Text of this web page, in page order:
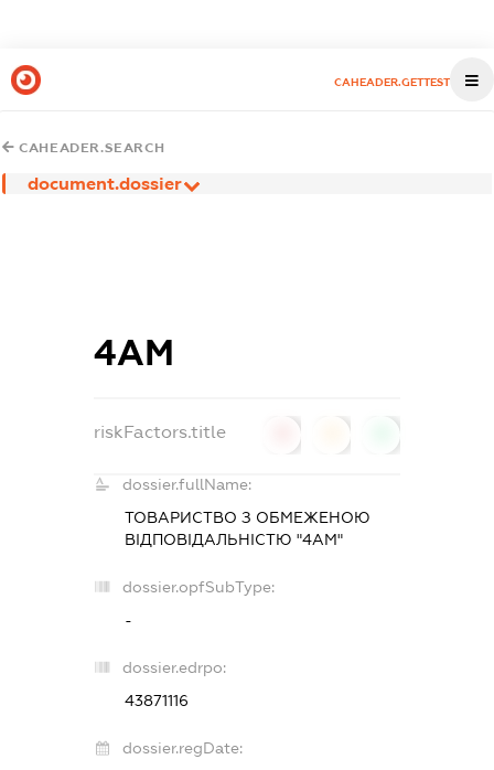
CAHEADER.GETTEST
CAHEADER.SEARCH
document.dossier
4АМ
riskFactors.title
dossier.fullName:
ТОВАРИСТВО З ОБМЕЖЕНОЮ
ВІДПОВІДАЛЬНІСТЮ "4АМ"
dossier.opfSubType:
-
dossier.edrpo:
43871116
dossier.regDate: